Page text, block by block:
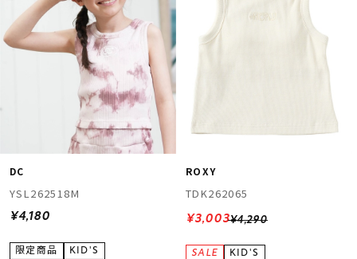
DC
YSL262518M
¥4,180
ROXY
TDK262065
¥4,290
¥3,003